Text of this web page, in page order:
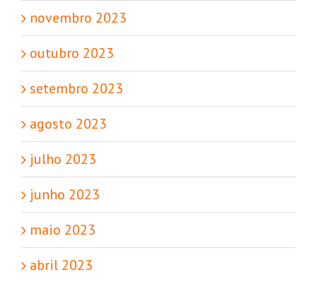
novembro 2023
outubro 2023
setembro 2023
agosto 2023
julho 2023
junho 2023
maio 2023
abril 2023